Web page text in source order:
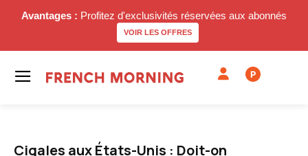
Avantages : Profitez d'exclusivités réservées aux abonnés
VOIR LES OFFRES
P
Cigales aux États-Unis : Doit-on